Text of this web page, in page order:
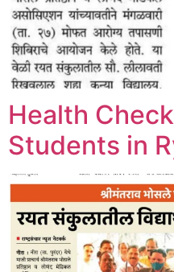
Health
Students in